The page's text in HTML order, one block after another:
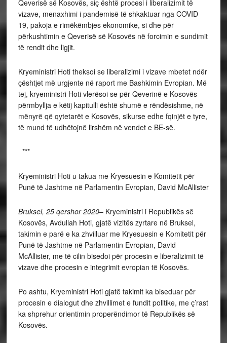
Qeverisë së Kosovës, siç është procesi i liberalizimit të
vizave, menaxhimi i pandemisë të shkaktuar nga COVID
19, pakoja e rimëkëmbjes ekonomike, si dhe për
përkushtimin e Qeverisë së Kosovës në forcimin e sundimit
të rendit dhe ligjit.
Kryeministri Hoti theksoi se liberalizimi i vizave mbetet ndër
çështjet më urgjente në raport me Bashkimin Evropian. Më
tej, kryeministri Hoti vlerësoi se për Qeverinë e Kosovës
përmbyllja e këtij kapitulli është shumë e rëndësishme, në
mënyrë që qytetarët e Kosovës, sikurse edhe fqinjët e tyre,
të mund të udhëtojnë lirshëm në vendet e BE-së.
***
Kryeministri Hoti u takua me Kryesuesin e Komitetit për
Punë të Jashtme në Parlamentin Evropian, David McAllister
Bruksel, 25 qershor 2020– Kryeministri i Republikës së
Kosovës, Avdullah Hoti, gjatë vizitës zyrtare në Bruksel,
takimin e parë e ka zhvilluar me Kryesuesin e Komitetit për
Punë të Jashtme në Parlamentin Evropian, David
McAllister, me të cilin bisedoi për procesin e liberalizimit të
vizave dhe procesin e integrimit evropian të Kosovës.
Po ashtu, Kryeministri Hoti gjatë takimit ka biseduar për
procesin e dialogut dhe zhvillimet e fundit politike, me ç’rast
ka shprehur orientimin properëndimor të Republikës së
Kosovës.